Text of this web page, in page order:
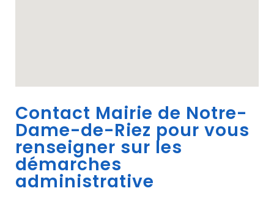
Contact Mairie de Notre-
Dame-de-Riez pour vous
renseigner sur les
démarches
administrative